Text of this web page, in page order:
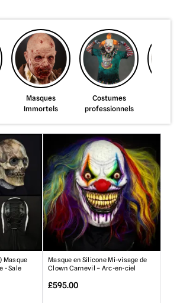
Masques
Immortels
Costumes
professionnels
Masque
- Sale
Masque en Silicone Mi-visage de
Clown Carnevil – Arc-en-ciel
£595.00